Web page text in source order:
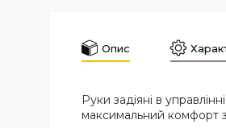
Опис
Руки задіяні в
максимальний комфорт